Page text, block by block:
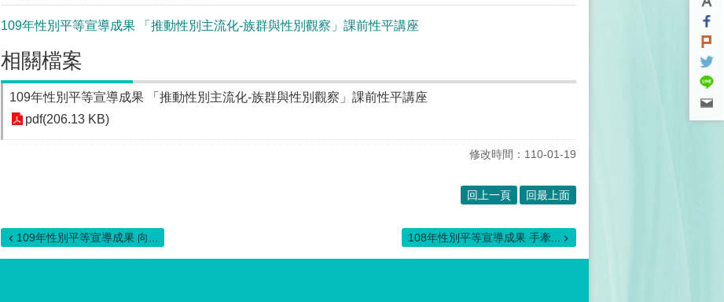
109年性別平等宣導成果 「推動性別主流化-族群與性別觀察」課前性平講座
相關檔案
109年性別平等宣導成果 「推動性別主流化-族群與性別觀察」課前性平講座
pdf(206.13 KB)
修改時間：110-01-19
回上一頁 回最上面
109年性別平等宣導成果 向... 108年性別平等宣導成果 手牽...